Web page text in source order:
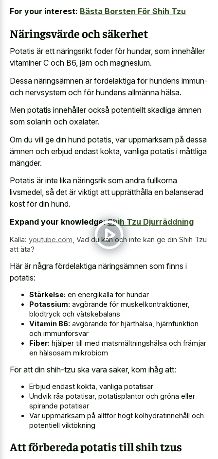
For your interest: Bästa Borsten För Shih Tzu
Näringsvärde och säkerhet
Potatis är ett näringsrikt foder för hundar, som innehåller
vitaminer C och B6, järn och magnesium.
Dessa näringsämnen är fördelaktiga för hundens immun-
och nervsystem och för hundens allmänna hälsa.
Men potatis innehåller också potentiellt skadliga ämnen
som solanin och oxalater.
Om du vill ge din hund potatis, var uppmärksam på dessa
ämnen och erbjud endast kokta, vanliga potatis i måttliga
mängder.
Potatis är inte lika näringsrik som andra fullkorna
livsmedel, så det är viktigt att upprätthålla en balanserad
kost för din hund.
Expand your knowledge: Shih Tzu Djurräddning
Källa: youtube.com Vad du kan och inte kan ge din Shih Tzu
att äta?
Här är några fördelaktiga näringsämnen som finns i
potatis:
Stärkelse: en energikälla för hundar
Potassium: avgörande för muskelkontraktioner,
blodtryck och vätskebalans
Vitamin B6: avgörande för hjärthälsa, hjärnfunktion
och immunförsvar
Fiber: hjälper till med matsmältningshälsa och främjar
en hälsosam mikrobiom
För att din shih-tzu ska vara säker, kom ihåg att:
Erbjud endast kokta, vanliga potatisar
Undvik råa potatisar, potatisplantor och gröna eller
spirande potatisar
Var uppmärksam på alltför högt kolhydratinnehåll och
potentiell viktökning
Att förbereda potatis till shih tzus